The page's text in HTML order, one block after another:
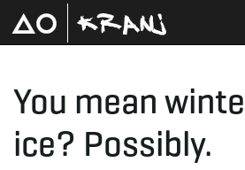
You mean
ice? Possibly.